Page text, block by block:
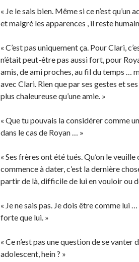
« Je le sais bien. Même si ce n’est
et malgré les apparences , il reste
« C’est pas uniquement ça. Pour Clari,
n’était peut-être pas aussi fort, pour
amis, de ami proches, au fil du temps …
avec Clari. Rien que par ses gestes et
plus chaleureuse qu’une amie. »
« Que tu pouvais la considérer comme
dans le cas de Royan … »
« Ses frères ont été tués. Qu’on le
commence à dater, c’est la dernière
partir de là, difficile de lui en vouloir ou
« Je ne sais pas. Je dois être comme lui
forte que lui. »
« Ce n’est pas une question de se vanter
adolescent, hein ? »